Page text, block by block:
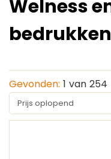
Welness
bedrukken
Gevonden: 1 van 254